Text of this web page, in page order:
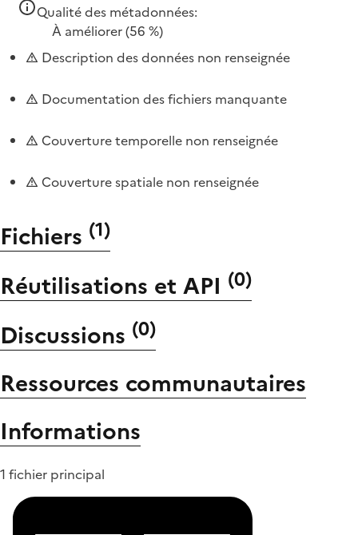
Qualité des métadonnées:
À améliorer(56 %)
Description des données non renseignée
Documentation des fichiers manquante
Couverture temporelle non renseignée
Couverture spatiale non renseignée
Fichiers (1)
Réutilisations et API (0)
Discussions (0)
Ressources communautaires
Informations
1 fichier principal